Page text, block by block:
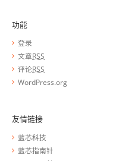
功能
登录
文章RSS
评论RSS
WordPress.org
友情链接
蓝芯科技
蓝芯指南针